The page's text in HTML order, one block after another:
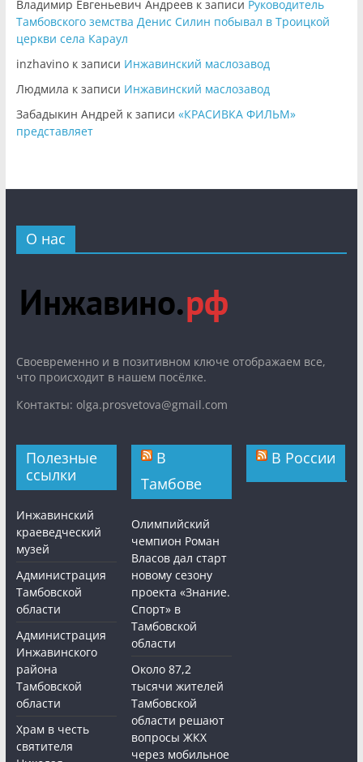
Владимир Евгеньевич Андреевк записи Руководитель
Тамбовского земства Денис Силин побывал в Троицкой
церкви села Караул
inzhavinoк записи Инжавинский маслозавод
Людмила к записи Инжавинский маслозавод
Забадыкин Андрей к записи «КРАСИВКА ФИЛЬМ»
представляет
О нас
Cвоевременно и в позитивном ключе отображаем все,
что происходит в нашем посёлке.
Контакты: olga.prosvetova@gmail.com
Полезные
ссылки
Инжавинский
краеведческий
музей
Администрация
Тамбовской
области
Администрация
Инжавинского
района
Тамбовской
области
Храм в честь
святителя
В
Тамбове
Олимпийский
чемпион Роман
Власов дал старт
новому сезону
проекта «Знание.
Спорт» в
Тамбовской
области
Около 87,2
тысячи жителей
Тамбовской
области решают
вопросы ЖКХ
через мобильное
В России